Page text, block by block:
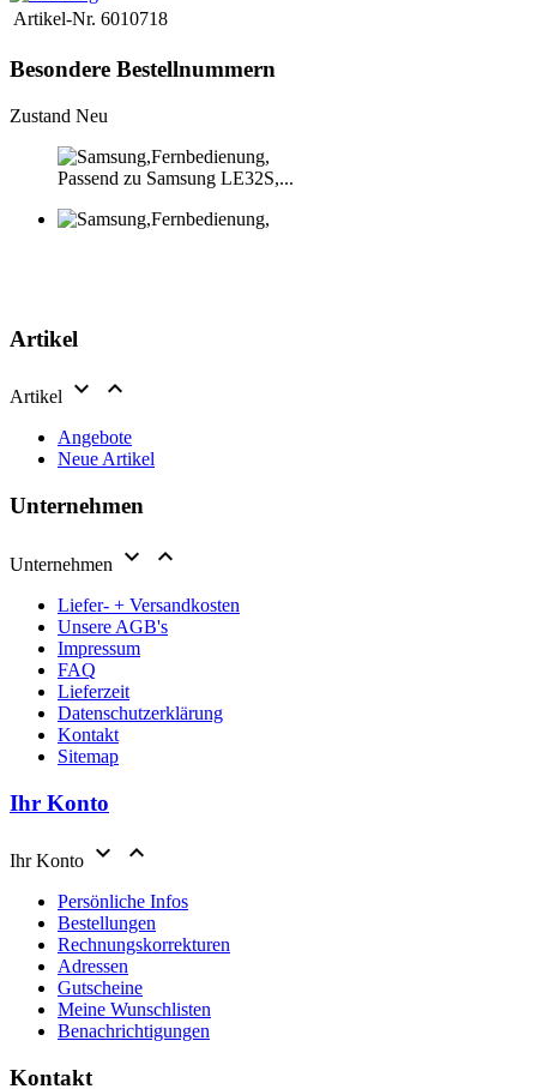
Artikel-Nr. 6010718
Besondere Bestellnummern
Zustand Neu
Passend zu Samsung LE32S,...
Artikel
Artikel  
Angebote
Neue Artikel
Unternehmen
Unternehmen  
Liefer- + Versandkosten
Unsere AGB's
Impressum
FAQ
Lieferzeit
Datenschutzerklärung
Kontakt
Sitemap
Ihr Konto
Ihr Konto  
Persönliche Infos
Bestellungen
Rechnungskorrekturen
Adressen
Gutscheine
Meine Wunschlisten
Benachrichtigungen
Kontakt